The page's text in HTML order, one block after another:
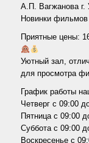
А.П. Вагжанова г.
Новинки
Приятные цены:
Уютный зал,
для просмотра
График работы
Четверг с 09:00
Пятница с 09:00
Суббота с 09:00
Воскресенье с